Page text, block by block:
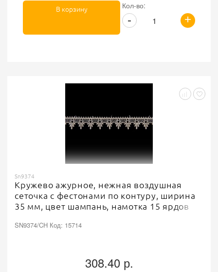
Кол-во:
+
-
В корзину
Sn9374
Кружево ажурное, нежная воздушная
сеточка с фестонами по контуру, ширина
35 мм, цвет шампань, намотка 15 ярдов
SN9374/CH Код: 15714
308.40 р.